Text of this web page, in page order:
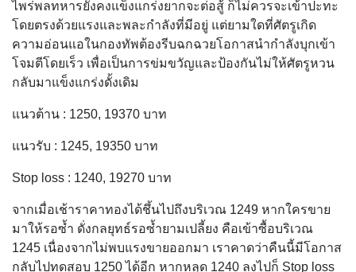
ไพร่พลทหารยังคงแข็งแกร่งยากจะต่อสู้ ก็ไม่ควรจะเข้าปะทะ
โดยตรงด้วยแรงและพละกำลังที่มีอยู่ แต่ยามใดที่ศัตรูเกิด
ความอ่อนแอในกองทัพต้องรีบฉกฉวยโอกาสนำกำลังบุกเข้า
โจมตีโดยเร็ว เพื่อเป็นการข่มขวัญและป้องกันไม่ให้ศัตรูหวน
กลับมาแข็งแกร่งดั้งเดิม
แนวต้าน : 1250, 19370 บาท
แนวรับ : 1245, 19350 บาท
Stop loss : 1240, 19270 บาท
จากเมื่อเช้าราคาทองได้ชึ้นไปถึงบริเวณ 1249 หากใครขาย
มาให้รอซ้ำ ดั่งกลยุทธ์รอซ้ำยามเปลี้ยง คือเข้าซื้อบริเวณ
1245 เนื่องจากไม่พบแรงขายออกมา เราคาดว่าคืนนี้มีโอกาส
กลับไปทดสอบ 1250 ได้อีก หากหลุด 1240 ลงไปก็ Stop loss